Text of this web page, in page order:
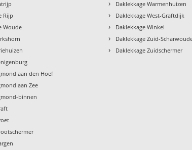
Rijp
Woude
aan den Hoef
aan Zee
binnen
› Daklekkage Warmenhuizen
› Daklekkage West-Graftdijk
› Daklekkage Winkel
› Daklekkage Zuid-
› Daklekkage Zuidschermer